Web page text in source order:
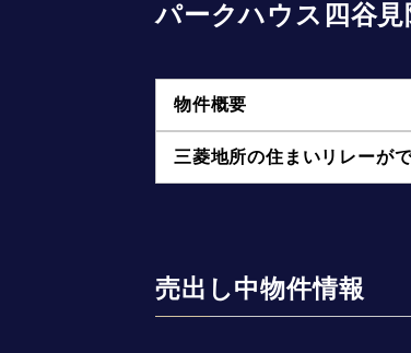
パークハウス四谷見
物件概要
三菱地所の住まいリレーが
売出し中物件情報